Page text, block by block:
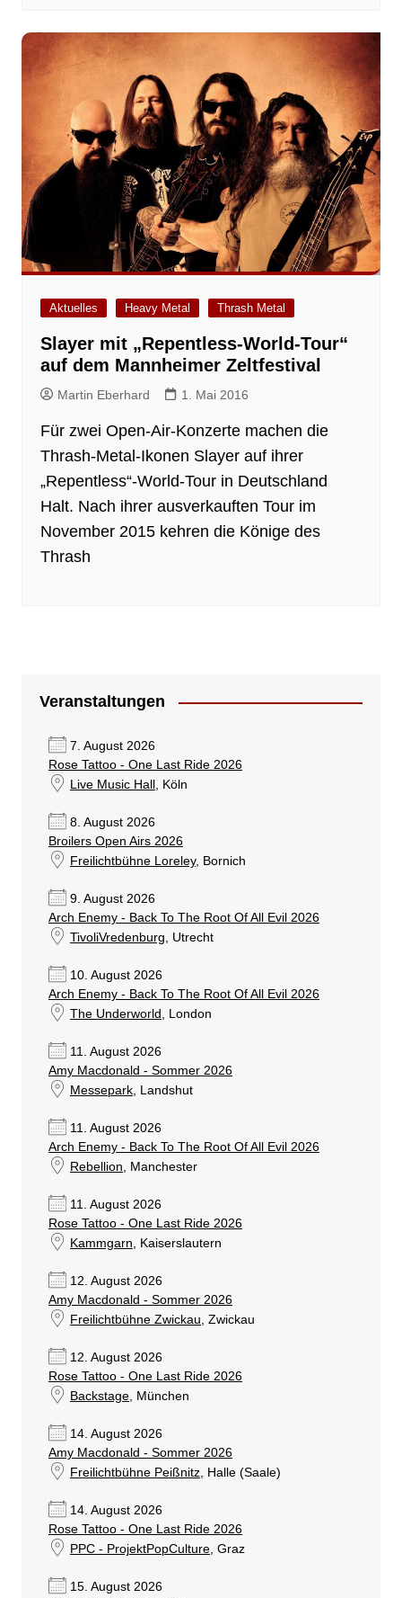
Aktuelles Heavy Metal Thrash Metal
Slayer mit „Repentless-World-Tour“
auf dem Mannheimer Zeltfestival
Martin Eberhard 1. Mai 2016
Für zwei Open-Air-Konzerte machen die
Thrash-Metal-Ikonen Slayer auf ihrer
„Repentless“-World-Tour in Deutschland
Halt. Nach ihrer ausverkauften Tour im
November 2015 kehren die Könige des
Thrash
Veranstaltungen
7. August 2026
Rose Tattoo - One Last Ride 2026
Live Music Hall , Köln
8. August 2026
Broilers Open Airs 2026
Freilichtbühne Loreley, Bornich
9. August 2026
Arch Enemy - Back To The Root Of All Evil 2026
TivoliVredenburg, Utrecht
10. August 2026
Arch Enemy - Back To The Root Of All Evil 2026
The Underworld , London
11. August 2026
Amy Macdonald - Sommer 2026
Messepark, Landshut
11. August 2026
Arch Enemy - Back To The Root Of All Evil 2026
Rebellion, Manchester
11. August 2026
Rose Tattoo - One Last Ride 2026
Kammgarn, Kaiserslautern
12. August 2026
Amy Macdonald - Sommer 2026
Freilichtbühne Zwickau, Zwickau
12. August 2026
Rose Tattoo - One Last Ride 2026
Backstage, München
14. August 2026
Amy Macdonald - Sommer 2026
Freilichtbühne Peißnitz, Halle (Saale)
14. August 2026
Rose Tattoo - One Last Ride 2026
PPC - ProjektPopCulture, Graz
15. August 2026